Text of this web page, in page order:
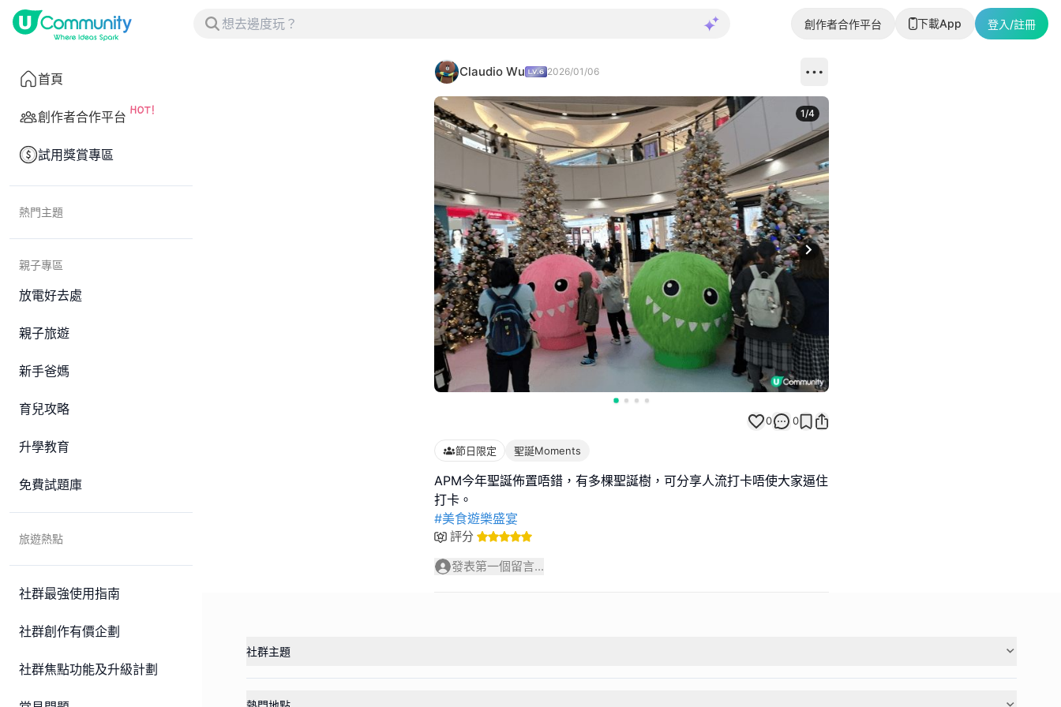
創作者合作平台 下載App 登入/註冊
首頁
創作者合作平台
試用獎賞專區
熱門主題
親子專區
放電好去處
親子旅遊
新手爸媽
育兒攻略
升學教育
免費試題庫
旅遊熱點
社群最強使用指南
社群創作有價企劃
社群焦點功能及升級計劃
Claudio Wu 2026/01/06
Next slide
1/4
0 0
節日限定 聖誕Moments
APM今年聖誕佈置唔錯，有多棵聖誕樹，可分享人流打卡唔使大家逼住
#美食遊樂盛宴
評分
發表第一個留言...
社群主題